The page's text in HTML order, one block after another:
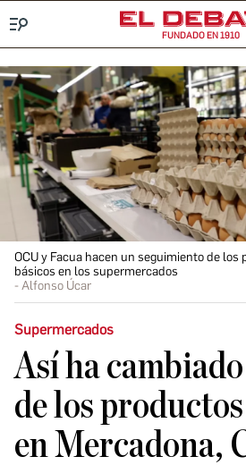
FUNDADO EN 1910
OCU y Facua hacen un seguimiento de
básicos en los supermercados
Alfonso Úcar
Supermercados
Así ha
de los
en Mercadona,